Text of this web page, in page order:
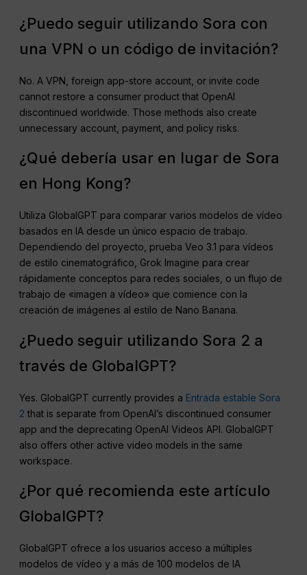
¿Puedo seguir utilizando Sora con
una VPN o un código de invitación?
No. A VPN, foreign app-store account, or invite code
cannot restore a consumer product that OpenAI
discontinued worldwide. Those methods also create
unnecessary account, payment, and policy risks.
¿Qué debería usar en lugar de Sora
en Hong Kong?
Utiliza GlobalGPT para comparar varios modelos de vídeo
basados en IA desde un único espacio de trabajo.
Dependiendo del proyecto, prueba Veo 3.1 para vídeos
de estilo cinematográfico, Grok Imagine para crear
rápidamente conceptos para redes sociales, o un flujo de
trabajo de «imagen a vídeo» que comience con la
creación de imágenes al estilo de Nano Banana.
¿Puedo seguir utilizando Sora 2 a
través de GlobalGPT?
Yes. GlobalGPT currently provides a Entrada estable Sora
2 that is separate from OpenAI’s discontinued consumer
app and the deprecating OpenAI Videos API. GlobalGPT
also offers other active video models in the same
workspace.
¿Por qué recomienda este artículo
GlobalGPT?
GlobalGPT ofrece a los usuarios acceso a múltiples
modelos de vídeo y a más de 100 modelos de IA